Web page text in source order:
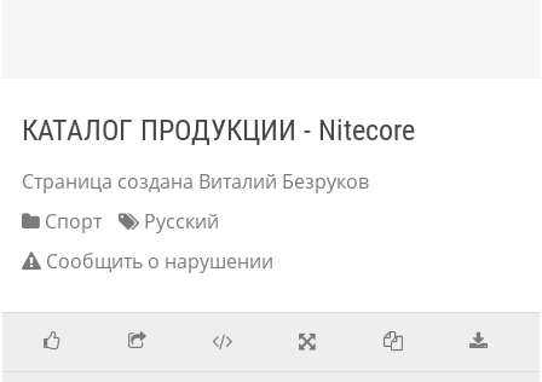
КАТАЛОГ ПРОДУКЦИИ - Nitecore
Страница создана Виталий Безруков
Спорт
Русский
Сообщить о нарушении